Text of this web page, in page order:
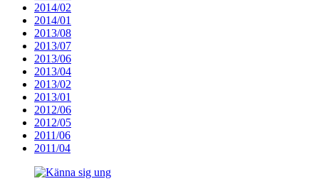
2014/02
2014/01
2013/08
2013/07
2013/06
2013/04
2013/02
2013/01
2012/06
2012/05
2011/06
2011/04